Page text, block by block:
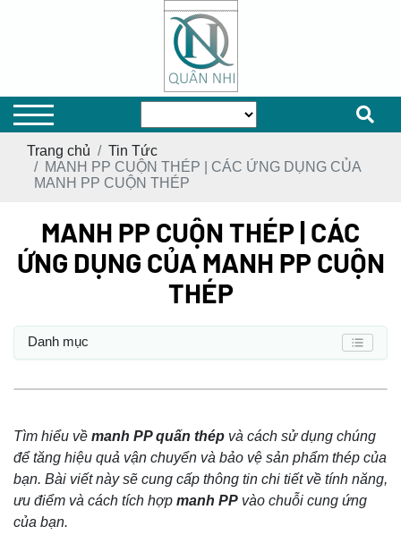
Trang chủ
Tin Tức
MANH PP CUỘN THÉP | CÁC ỨNG DỤNG CỦA
MANH PP CUỘN THÉP
MANH PP CUỘN THÉP | CÁC
ỨNG DỤNG CỦA MANH PP CUỘN
THÉP
Danh mục
Tìm hiểu về manh PP quấn thép và cách sử dụng chúng
để tăng hiệu quả vận chuyển và bảo vệ sản phẩm thép của
bạn. Bài viết này sẽ cung cấp thông tin chi tiết về tính năng,
ưu điểm và cách tích hợp manh PP vào chuỗi cung ứng
của bạn.